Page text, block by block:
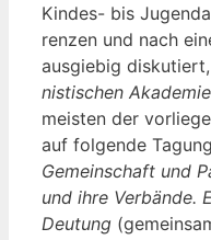
Kin­des- bis
ren­zen und nach
aus­gie­big
nis­ti­schen
meis­ten der
auf fol­gen­de
Gemein­schaft und
und ihre Ver­bän­de.
Deu­tung